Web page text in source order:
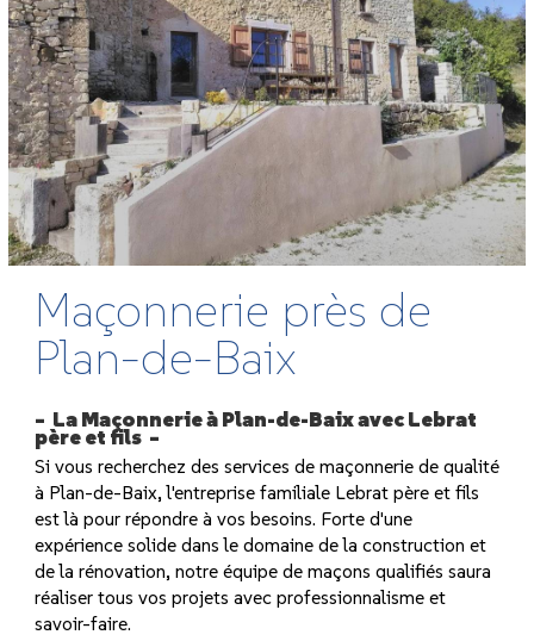
Maçonnerie près de
Plan-de-Baix
La Maçonnerie à Plan-de-Baix avec Lebrat
père et fils
Si vous recherchez des services de maçonnerie de qualité
à Plan-de-Baix, l'entreprise familiale Lebrat père et fils
est là pour répondre à vos besoins. Forte d'une
expérience solide dans le domaine de la construction et
de la rénovation, notre équipe de maçons qualifiés saura
réaliser tous vos projets avec professionnalisme et
savoir-faire.